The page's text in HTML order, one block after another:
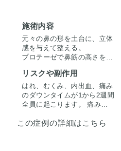
施術内容
元々の鼻の形を土台に、立体
感を与えて整える。
プロテーゼで鼻筋の高さを出
移植で鼻先を自然にに整えま
した。
正面では鼻筋に立体感がで
て、下からのアングルでは鼻
形が整っています。
リスクや副作用
はれ、むくみ、内出血、痛み
のダウンタイムが1から2週間
全員に起こります。 痛みは3
生活。 1週間くらいすると押
この症例の詳細はこちら